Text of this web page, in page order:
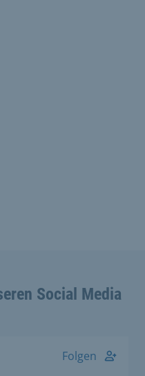
Social Media
Folgen